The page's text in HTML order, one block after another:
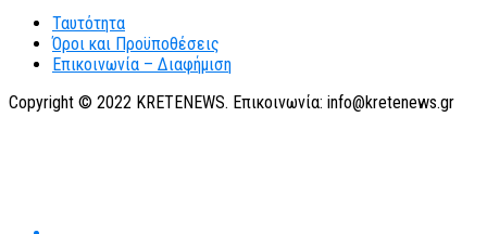
Ταυτότητα
Όροι και Προϋποθέσεις
Επικοινωνία – Διαφήμιση
Copyright © 2022 KRETENEWS. Επικοινωνία: info@kretenews.gr